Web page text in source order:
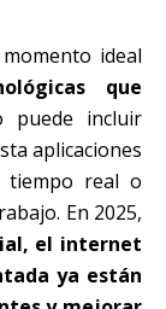
ideal
que
puede incluir
aplicaciones
tiempo real o
En 2025,
el internet
ya están